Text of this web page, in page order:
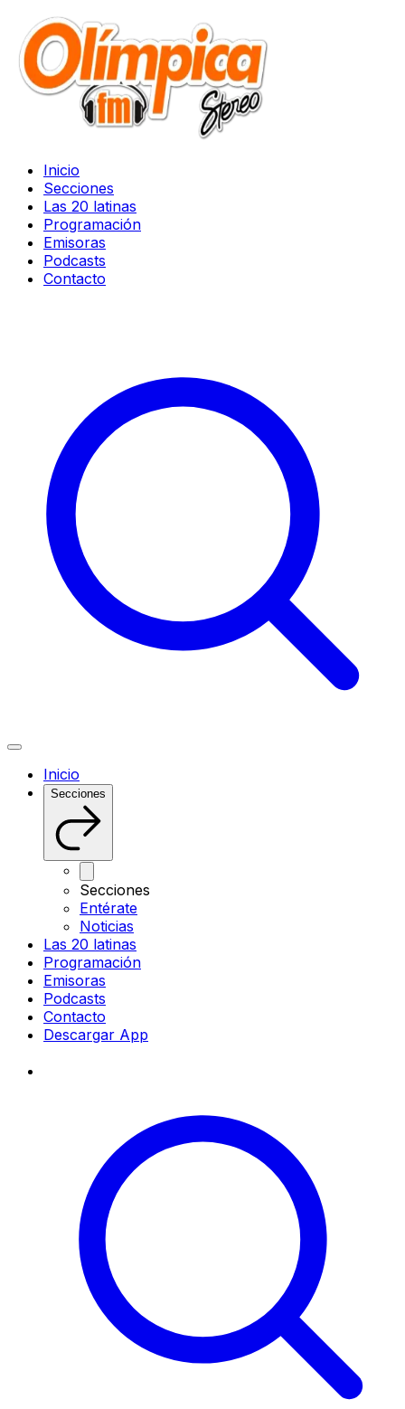
Inicio
Secciones
Las 20 latinas
Programación
Emisoras
Podcasts
Contacto
Inicio
Secciones
Secciones
Entérate
Noticias
Las 20 latinas
Programación
Emisoras
Podcasts
Contacto
Descargar App